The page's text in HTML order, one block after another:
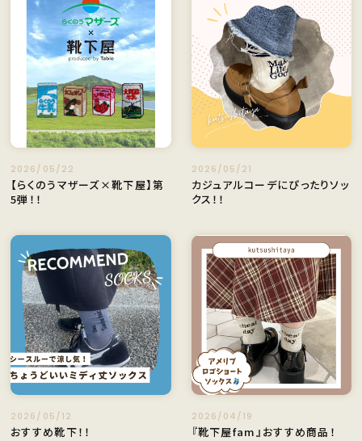
2026/05/22
【らくのうマザーズ×靴下屋】第
5弾！！
2026/05/21
カジュアルコーデにぴったりソッ
クス！！
2026/05/12
おすすめ靴下！！
2026/04/19
『靴下屋fam』おすすめ商品！